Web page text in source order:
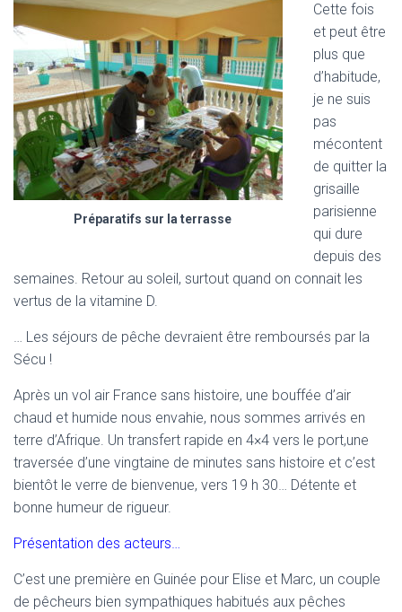
Préparatifs sur la terrasse
Cette fois
et peut être
plus que
d’habitude,
je ne suis
pas
mécontent
de quitter la
grisaille
parisienne
qui dure
depuis des
semaines. Retour au soleil, surtout quand on connait les
vertus de la vitamine D.
… Les séjours de pêche devraient être remboursés par la
Sécu !
Après un vol air France sans histoire, une bouffée d’air
chaud et humide nous envahie, nous sommes arrivés en
terre d’Afrique. Un transfert rapide en 4×4 vers le port,une
traversée d’une vingtaine de minutes sans histoire et c’est
bientôt le verre de bienvenue, vers 19 h 30… Détente et
bonne humeur de rigueur.
Présentation des acteurs…
C’est une première en Guinée pour Elise et Marc, un couple
de pêcheurs bien sympathiques habitués aux pêches